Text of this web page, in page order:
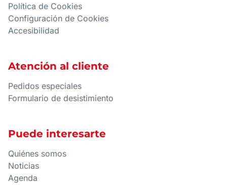
Política de Cookies
Configuración de Cookies
Accesibilidad
Atención al cliente
Pedidos especiales
Formulario de desistimiento
Puede interesarte
Quiénes somos
Noticias
Agenda